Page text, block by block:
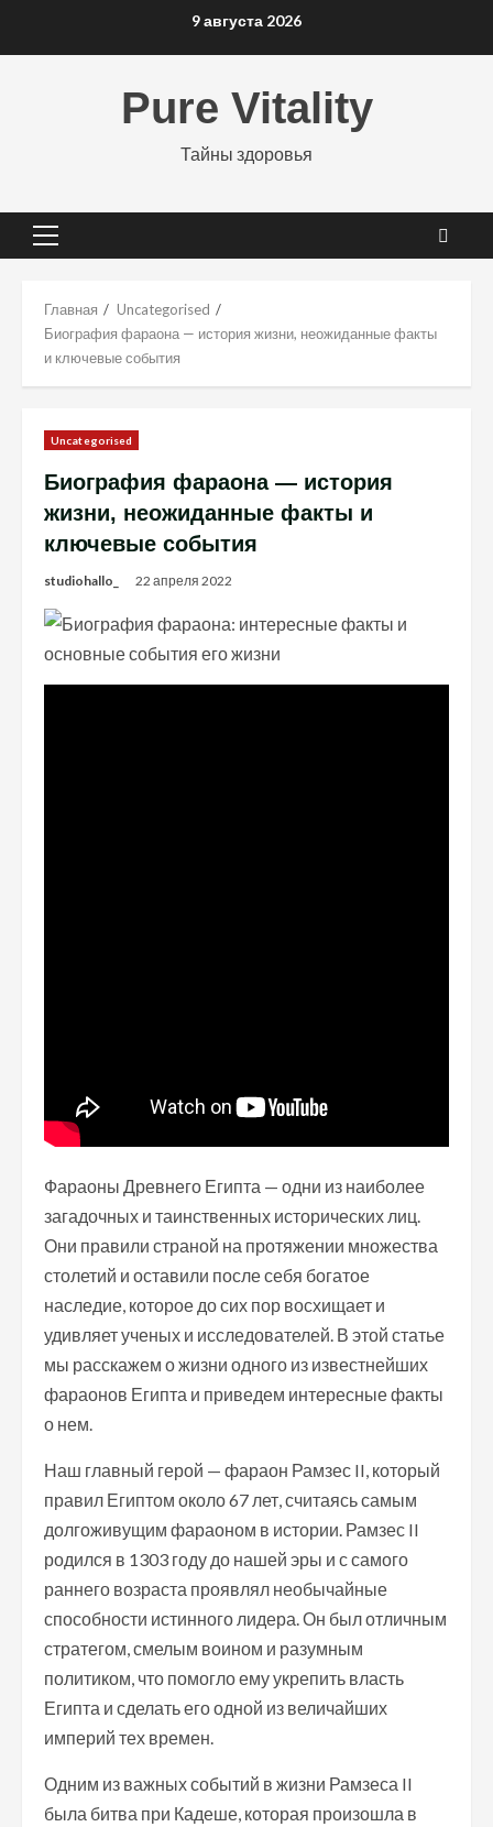
9 августа 2026
Pure Vitality
Тайны здоровья
Основное
Главная
Uncategorised
Биография фараона — история жизни, неожиданные факты
и ключевые события
Uncategorised
Биография фараона — история
жизни, неожиданные факты и
ключевые события
studiohallo_ 22 апреля 2022
Фараоны Древнего Египта — одни из наиболее
загадочных и таинственных исторических лиц.
Они правили страной на протяжении множества
столетий и оставили после себя богатое
наследие, которое до сих пор восхищает и
удивляет ученых и исследователей. В этой статье
мы расскажем о жизни одного из известнейших
фараонов Египта и приведем интересные факты
о нем.
Наш главный герой — фараон Рамзес II, который
правил Египтом около 67 лет, считаясь самым
долгоживущим фараоном в истории. Рамзес II
родился в 1303 году до нашей эры и с самого
раннего возраста проявлял необычайные
способности истинного лидера. Он был отличным
стратегом, смелым воином и разумным
политиком, что помогло ему укрепить власть
Египта и сделать его одной из величайших
империй тех времен.
Одним из важных событий в жизни Рамзеса II
была битва при Кадеше, которая произошла в